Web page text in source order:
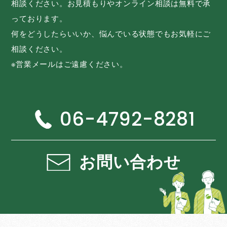
相談ください。お見積もりやオンライン相談は無料で承
っております。
何をどうしたらいいか、悩んでいる状態でもお気軽にご
相談ください。
※営業メールはご遠慮ください。
06-4792-8281
お問い合わせ